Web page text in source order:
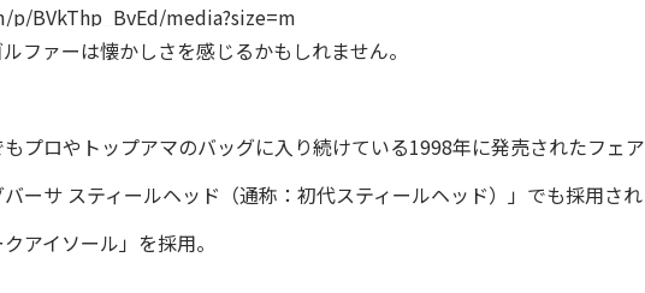
BVkThp_BvEd/media?size=m
ファーは懐かしさを感じるかもしれません。
プロやトップアマのバッグに入り続けている1998年に発売されたフェア
ーサ スティールヘッド（通称：初代スティールヘッド）」でも採用され
アイソール」を採用。